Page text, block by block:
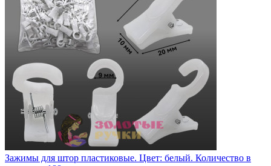
Зажимы для штор пластиковые. Цвет: белый. Количество в